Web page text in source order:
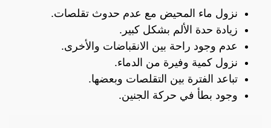
نزول ماء المحيض مع عدم حدوث تقلصات.
زيادة حدة الألم بشكل كبير.
عدم وجود راحة بين الانقباضات والأخرى.
نزول كمية وفيرة من الدماء.
تباعد الفترة بين التقلصات وبعضها.
وجود بطأ في حركة الجنين.